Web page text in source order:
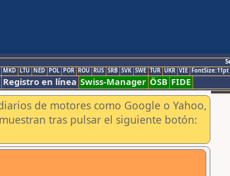
MKD LTU NED POL POR ROU RUS SRB SVK SWE TUR UKR VIE FontSize:11pt
Registro en línea Swiss-Manager ÖSB FIDE
de motores como Google o Yahoo,
tras pulsar el siguiente botón: